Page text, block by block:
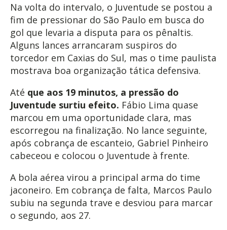
Na volta do intervalo, o Juventude se postou a
fim de pressionar do São Paulo em busca do
gol que levaria a disputa para os pênaltis.
Alguns lances arrancaram suspiros do
torcedor em Caxias do Sul, mas o time paulista
mostrava boa organização tática defensiva.
Até que aos 19 minutos, a pressão do
Juventude surtiu efeito. Fábio Lima quase
marcou em uma oportunidade clara, mas
escorregou na finalização. No lance seguinte,
após cobrança de escanteio, Gabriel Pinheiro
cabeceou e colocou o Juventude à frente.
A bola aérea virou a principal arma do time
jaconeiro. Em cobrança de falta, Marcos Paulo
subiu na segunda trave e desviou para marcar
o segundo, aos 27.